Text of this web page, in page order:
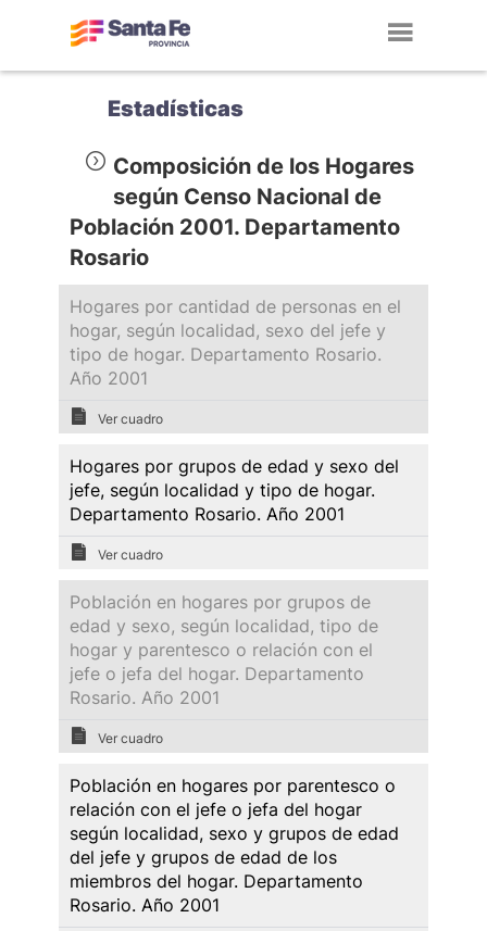
Estadísticas
Composición de los Hogares
según Censo Nacional de
Población 2001. Departamento
Rosario
Hogares por cantidad de personas en el
hogar, según localidad, sexo del jefe y
tipo de hogar. Departamento Rosario.
Año 2001
Ver cuadro
Hogares por grupos de edad y sexo del
jefe, según localidad y tipo de hogar.
Departamento Rosario. Año 2001
Ver cuadro
Población en hogares por grupos de
edad y sexo, según localidad, tipo de
hogar y parentesco o relación con el
jefe o jefa del hogar. Departamento
Rosario. Año 2001
Ver cuadro
Población en hogares por parentesco o
relación con el jefe o jefa del hogar
según localidad, sexo y grupos de edad
del jefe y grupos de edad de los
miembros del hogar. Departamento
Rosario. Año 2001